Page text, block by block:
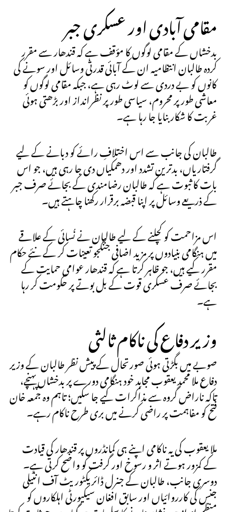
مقامی آبادی اور عسکری جبر
بدخشاں کے مقامی لوگوں کا مؤقف ہے کہ قندھار سے مقرر
کردہ طالبان انتظامیہ ان کے آبائی قدرتی وسائل اور سونے کی
کانوں کو بے دردی سے لوٹ رہی ہے، جبکہ مقامی لوگوں کو
معاشی طور پر محروم، سیاسی طور پر نظرانداز اور بڑھتی ہوئی
غربت کا شکار بنایا جا رہا ہے۔
طالبان کی جانب سے اس اختلافِ رائے کو دبانے کے لیے
گرفتاریاں، بدترین تشدد اور دھمکیاں دی جا رہی ہیں، جو اس
بات کا ثبوت ہے کہ طالبان رضامندی کے بجائے صرف جبر
کے ذریعے وسائل پر اپنا قبضہ برقرار رکھنا چاہتے ہیں۔
اس مزاحمت کو کچلنے کے لیے طالبان نے نُسائی کے علاقے
میں ہنگامی بنیادوں پر مزید اضافی جنگجو تعینات کر کے نئے حکام
مقرر کیے ہیں، جو ظاہر کرتا ہے کہ قندھار عوامی حمایت کے
بجائے صرف عسکری قوت کے بل بوتے پر حکومت کر رہا
ہے۔
وزیر دفاع کی ناکام ثالثی
صوبے میں بگڑتی ہوئی صورتحال کے پیش نظر طالبان کے وزیر
دفاع ملا محمد یعقوب مجاہد خود ہنگامی دورے پر بدخشاں پہنچے،
تاکہ ناراض گروہ سے مذاکرات کیے جا سکیں؛ تاہم وہ جمعہ خان
فتح کو مفاہمت پر راضی کرنے میں بری طرح ناکام رہے۔
ملا یعقوب کی یہ ناکامی اپنے ہی کمانڈروں پر قندھار کی قیادت
کے کمزور ہوتے اثر و رسوخ اور گرفت کو واضح کرتی ہے۔
دوسری جانب، طالبان کے جنرل ڈائریکٹوریٹ آف انٹیلی
جنس کی کارروائیاں اور سابق افغان سیکیورٹی اہلکاروں کو